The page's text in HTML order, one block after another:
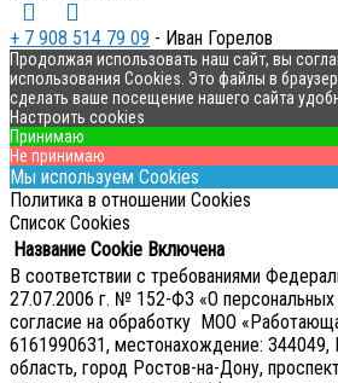
+ 7 908 514 79 09 - Иван Горелов
Продолжая использовать наш сайт, вы
использования Cookies. Это файлы в
сделать ваше посещение нашего сайта
Настроить cookies
Принимаю
Не принимаю
Мы используем Cookies
Политика в отношении Cookies
Список Cookies
Название Cookie Включена
В соответствии с требованиями
27.07.2006 г. № 152-ФЗ «О
согласие на обработку МОО
6161990631, местонахождение: 344049,
область, город Ростов-на-Дону,